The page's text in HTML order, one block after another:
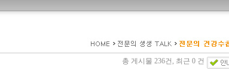
총 게시물 236건, 최근 0 건